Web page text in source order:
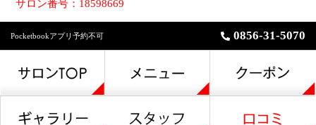
サロン番号：18598669
Pocketbookアプリ予約不可 0856-31-5070